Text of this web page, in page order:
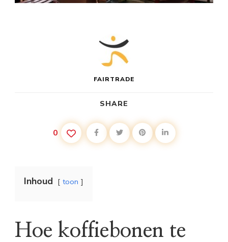
FAIRTRADE
SHARE
0
Inhoud toon
Hoe koffiebonen te